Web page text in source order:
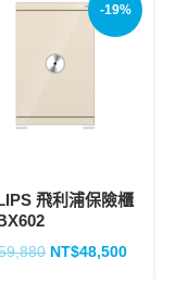
-19%
飛利浦保險櫃
NT$48,500